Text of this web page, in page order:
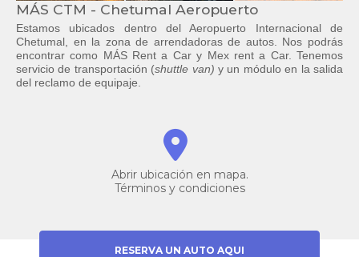
MÁS CTM - Chetumal Aeropuerto
Estamos ubicados dentro del Aeropuerto Internacional de
Chetumal, en la zona de arrendadoras de autos. Nos podrás
encontrar como MÁS Rent a Car y Mex rent a Car. Tenemos
servicio de transportación (shuttle van)y un módulo en la salida
del reclamo de equipaje.
Abrir ubicación en mapa.
Términos y condiciones
RESERVA UN AUTO AQUI